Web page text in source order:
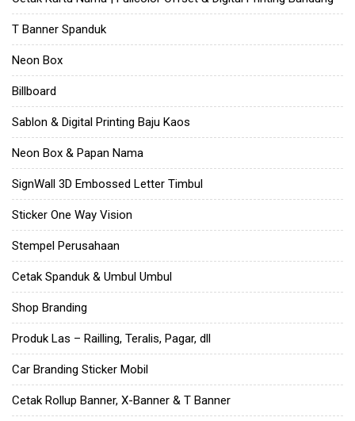
T Banner Spanduk
Neon Box
Billboard
Sablon & Digital Printing Baju Kaos
Neon Box & Papan Nama
SignWall 3D Embossed Letter Timbul
Sticker One Way Vision
Stempel Perusahaan
Cetak Spanduk & Umbul Umbul
Shop Branding
Produk Las – Railling, Teralis, Pagar, dll
Car Branding Sticker Mobil
Cetak Rollup Banner, X-Banner & T Banner